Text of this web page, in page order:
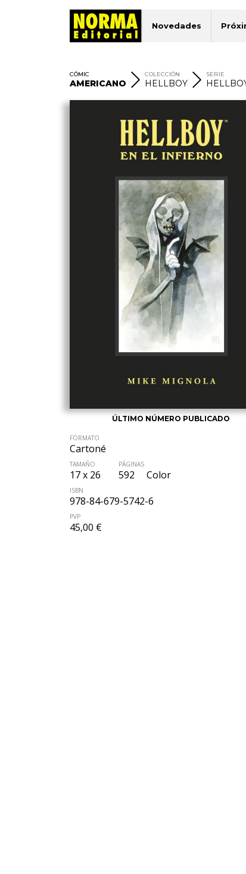
Novedades
CÓMIC
AMERICANO
COLECCIÓN
HELLBOY
SERIE
ÚLTIMO NÚMERO PUBLICADO
FORMATO
Cartoné
TAMAÑO
17 x 26
PÁGINAS
592 Color
ISBN
978-84-679-5742-6
PVP
45,00 €